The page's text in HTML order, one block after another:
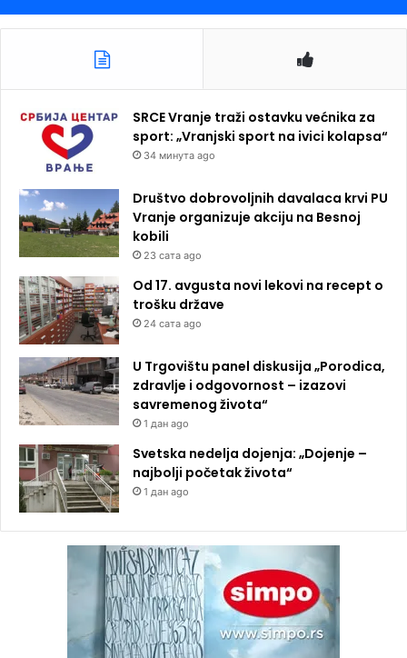
SRCE Vranje traži ostavku većnika za
sport: „Vranjski sport na ivici kolapsa“
34 минута ago
Društvo dobrovoljnih davalaca krvi PU
Vranje organizuje akciju na Besnoj
kobili
23 сата ago
Od 17. avgusta novi lekovi na recept o
trošku države
24 сата ago
U Trgovištu panel diskusija „Porodica,
zdravlje i odgovornost – izazovi
savremenog života“
1 дан ago
Svetska nedelja dojenja: „Dojenje –
najbolji početak života“
1 дан ago